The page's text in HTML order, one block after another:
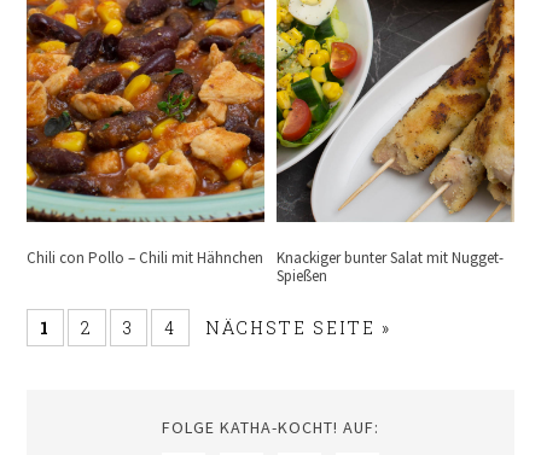
Chili con Pollo – Chili mit Hähnchen
Knackiger bunter Salat mit Nugget-
Spießen
1 2 3 4 NÄCHSTE SEITE »
FOLGE KATHA-KOCHT! AUF: